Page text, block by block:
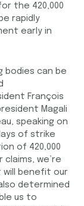
the 420,000
rapidly
early in
bodies can be
François
Magali
speaking on
of strike
of 420,000
we’re
benefit our
determined
us to